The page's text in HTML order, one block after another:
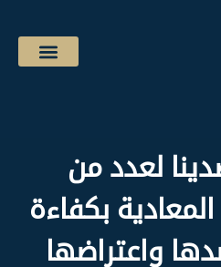
لعدد من
بكفاءة
واعتراضها